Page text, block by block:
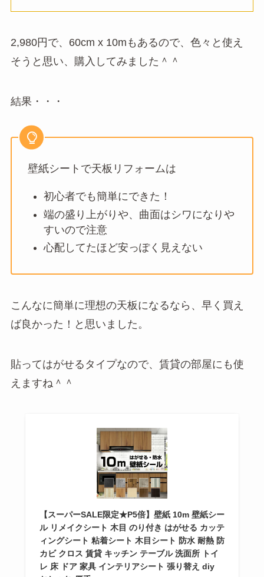
2,980円で、60cm x 10mもあるので、色々と使え
そうと思い、購入してみました＾＾
結果・・・
壁紙シートで天板リフォームは
初心者でも簡単にできた！
端の盛り上がりや、曲面はシワになりや
すいので注意
心配してたほど安っぽく見えない
こんなに簡単に理想の天板になるなら、早く買え
ば良かった！と思いました。
貼ってはがせるタイプなので、賃貸の部屋にも使
えますね＾＾
【スーパーSALE限定★P5倍】壁紙 10m 壁紙シー
ル リメイクシート 木目 のり付き はがせる カッテ
ィングシート 粘着シート 木目シート 防水 耐熱 防
カビ クロス 賃貸 キッチン テーブル 洗面所 トイ
レ 床 ドア 家具 インテリアシート 張り替え diy